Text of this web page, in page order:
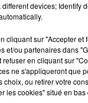
devices; Identify
cliquant sur "Accepter et
et/ou partenaires dans
en cliquant sur
ne s'appliqueront que
choix, ou retirer votre
les cookies" situé en